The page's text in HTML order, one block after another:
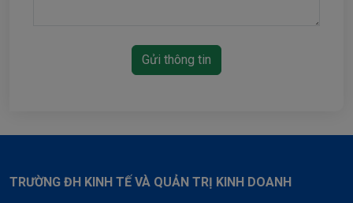
Gửi thông tin
TRƯỜNG ĐH KINH TẾ VÀ QUẢN TRỊ KINH DOANH